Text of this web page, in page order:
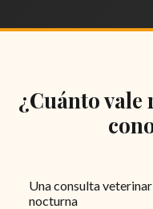
¿Cuánto vale
Una consulta
nocturna